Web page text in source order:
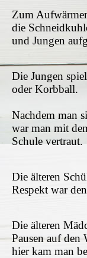
Zum
die
und Jungen
Die Jungen
oder Korbball.
Nachdem man
war man mit
Schule vertraut.
Die älteren
Respekt war
Die älteren
Pausen auf den
hier kam man